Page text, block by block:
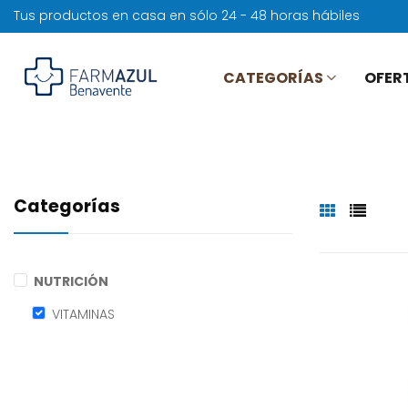
Tus productos en casa en sólo 24 - 48 horas hábiles
CATEGORÍAS
Categorías
NUTRICIÓN
VITAMINAS